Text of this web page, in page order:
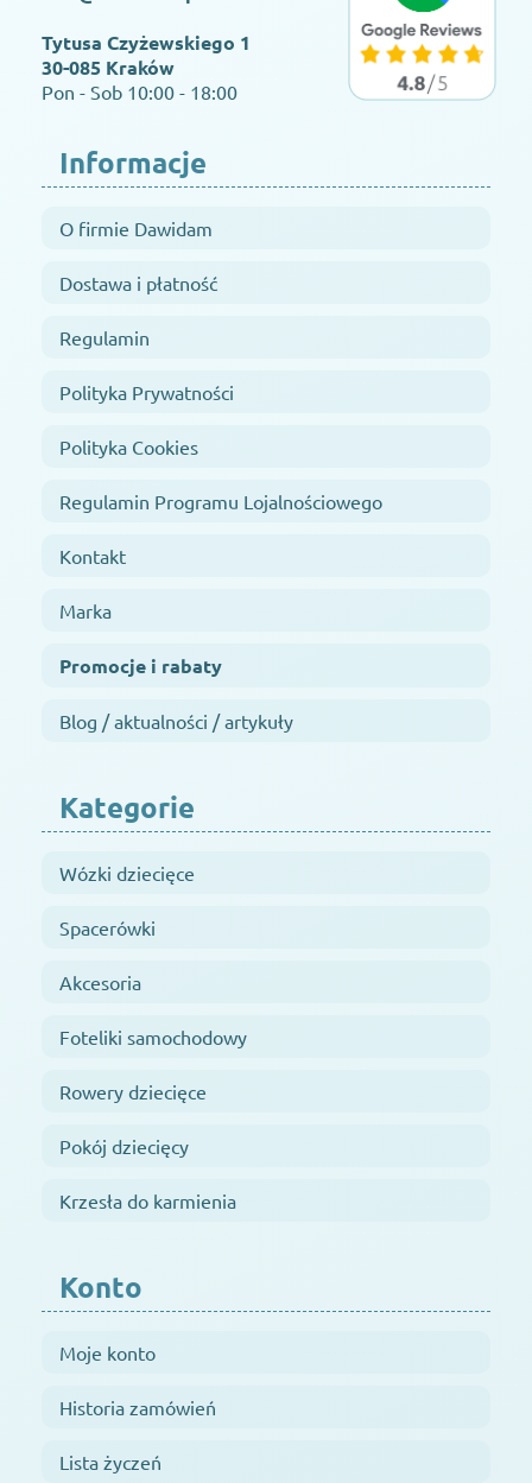
Tytusa Czyżewskiego 1
30-085 Kraków
Pon - Sob 10:00 - 18:00
Informacje
O firmie Dawidam
Dostawa i płatność
Regulamin
Polityka Prywatności
Polityka Cookies
Regulamin Programu Lojalnościowego
Kontakt
Marka
Promocje i rabaty
Blog / aktualności / artykuły
Kategorie
Wózki dziecięce
Spacerówki
Akcesoria
Foteliki samochodowy
Rowery dziecięce
Pokój dziecięcy
Krzesła do karmienia
Konto
Moje konto
Historia zamówień
Lista życzeń